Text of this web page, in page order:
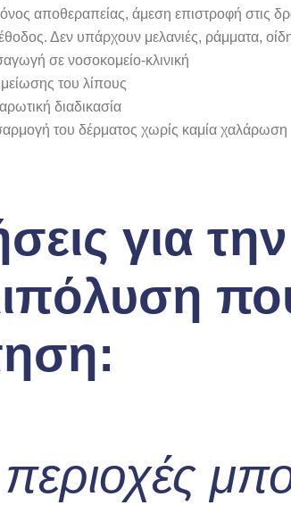
αποθεραπείας, άμεση επιστροφή στις
Δεν υπάρχουν μελανιές, ράμματα,
σε νοσοκομείο-κλινική
του λίπους
διαδικασία
του δέρματος χωρίς καμία χαλάρωση
για την
περιοχές